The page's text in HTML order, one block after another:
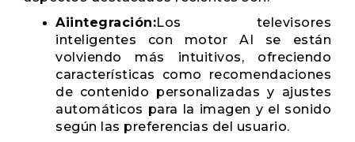
Aiintegración:Los televisores
inteligentes con motor AI se están
volviendo más intuitivos, ofreciendo
características como recomendaciones
de contenido personalizadas y ajustes
automáticos para la imagen y el sonido
según las preferencias del usuario.